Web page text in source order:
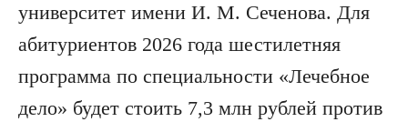
университет имени И. М. Сеченова. Для
абитуриентов 2026 года шестилетняя
программа по специальности «Лечебное
дело» будет стоить 7,3 млн рублей против